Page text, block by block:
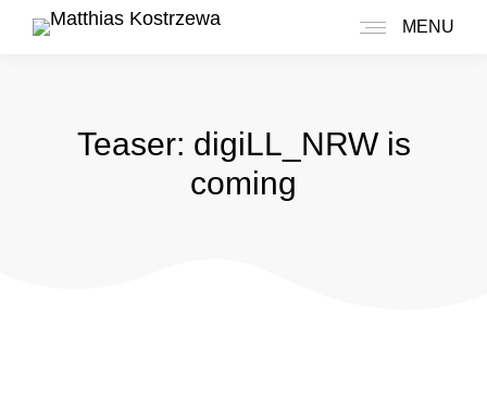
MENU
Teaser: digiLL_NRW is
coming